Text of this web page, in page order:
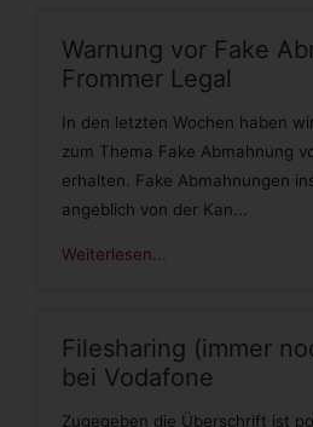
Warnung vor Fake
Frommer Legal
In den letzten Wochen haben
zum Thema Fake Abmahnung
erhalten. Fake Abmahnungen
angeblich von der Kan...
Weiterlesen...
Filesharing (immer
bei Vodafone
Zugegeben die Überschrift ist